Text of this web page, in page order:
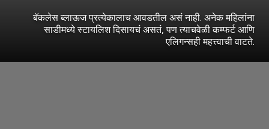
बॅकलेस ब्लाऊज प्रत्येकालाच आवडतील असं नाही. अनेक महिलांना
साडीमध्ये स्टायलिश दिसायचं असतं, पण त्याचवेळी कम्फर्ट आणि
एलिगन्सही महत्त्वाची वाटते.